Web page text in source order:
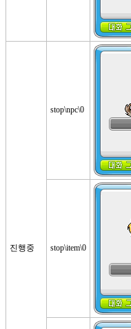
진행중
stop\npc\0
stop\item\0